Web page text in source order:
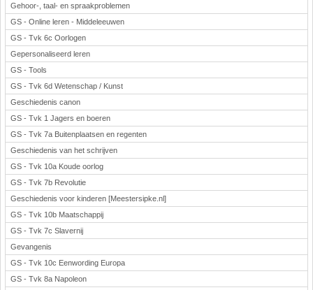
Gehoor-, taal- en spraakproblemen
GS - Online leren - Middeleeuwen
GS - Tvk 6c Oorlogen
Gepersonaliseerd leren
GS - Tools
GS - Tvk 6d Wetenschap / Kunst
Geschiedenis canon
GS - Tvk 1 Jagers en boeren
GS - Tvk 7a Buitenplaatsen en regenten
Geschiedenis van het schrijven
GS - Tvk 10a Koude oorlog
GS - Tvk 7b Revolutie
Geschiedenis voor kinderen [Meestersipke.nl]
GS - Tvk 10b Maatschappij
GS - Tvk 7c Slavernij
Gevangenis
GS - Tvk 10c Eenwording Europa
GS - Tvk 8a Napoleon